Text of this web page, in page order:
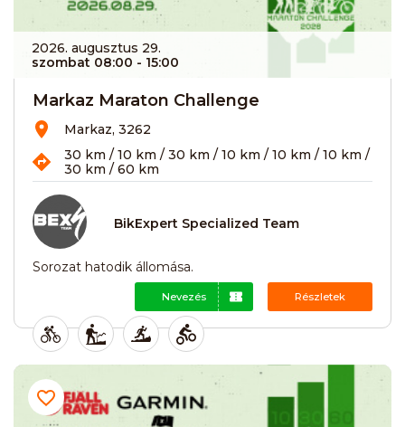
2026. augusztus 29.
szombat 08:00 - 15:00
Markaz Maraton Challenge
Markaz, 3262
30 km / 10 km / 30 km / 10 km / 10 km / 10 km /
30 km / 60 km
BikExpert Specialized Team
Sorozat hatodik állomása.
Nevezés Részletek